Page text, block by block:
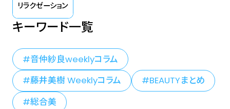
リラクゼーション
キーワード一覧
音仲紗良weeklyコラム
藤井美樹 Weeklyコラム
BEAUTYまとめ
総合美